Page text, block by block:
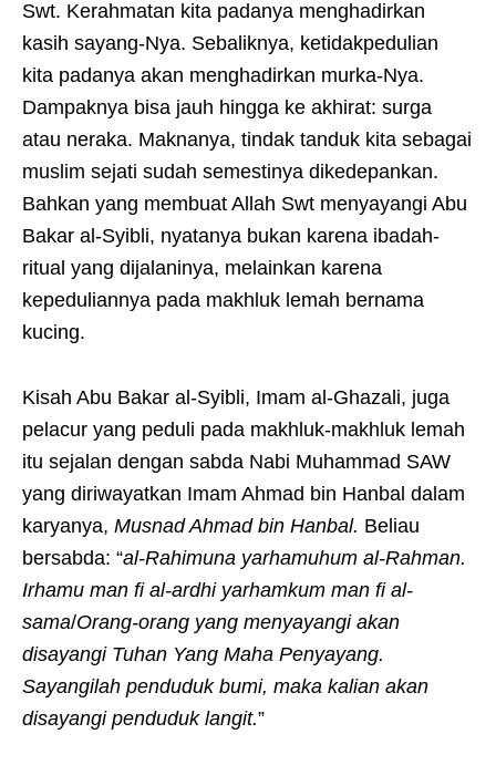
Swt. Kerahmatan kita padanya menghadirkan
kasih sayang-Nya. Sebaliknya, ketidakpedulian
kita padanya akan menghadirkan murka-Nya.
Dampaknya bisa jauh hingga ke akhirat: surga
atau neraka. Maknanya, tindak tanduk kita sebagai
muslim sejati sudah semestinya dikedepankan.
Bahkan yang membuat Allah Swt menyayangi Abu
Bakar al-Syibli, nyatanya bukan karena ibadah-
ritual yang dijalaninya, melainkan karena
kepeduliannya pada makhluk lemah bernama
kucing.
Kisah Abu Bakar al-Syibli, Imam al-Ghazali, juga
pelacur yang peduli pada makhluk-makhluk lemah
itu sejalan dengan sabda Nabi Muhammad SAW
yang diriwayatkan Imam Ahmad bin Hanbal dalam
karyanya, Musnad Ahmad bin Hanbal. Beliau
bersabda: “al-Rahimuna yarhamuhum al-Rahman.
Irhamu man fi al-ardhi yarhamkum man fi al-
sama/Orang-orang yang menyayangi akan
disayangi Tuhan Yang Maha Penyayang.
Sayangilah penduduk bumi, maka kalian akan
disayangi penduduk langit.”